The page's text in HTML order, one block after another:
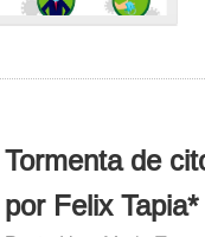
Tormenta de
por Felix Tapia*